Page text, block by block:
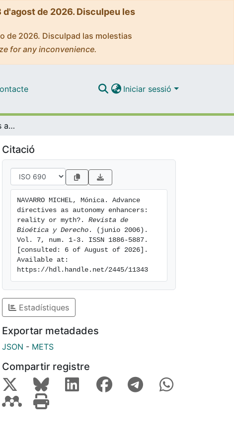
de 2026. Disculpeu les
de 2026. Disculpad las molestias
for any inconvenience.
Iniciar sessió
Advance directives as autonomy enhancers: reality or myth?
Citació
NAVARRO MICHEL, Mónica. Advance
directives as autonomy enhancers:
reality or myth?. Revista de
Bioética y Derecho . (junio 2006).
Vol. 7, num. 1-3. ISSN 1886-5887.
[consulted: 6 of August of 2026].
Available at:
https://hdl.handle.net/2445/11343
Estadístiques
Exportar metadades
JSON - METS
Compartir registre